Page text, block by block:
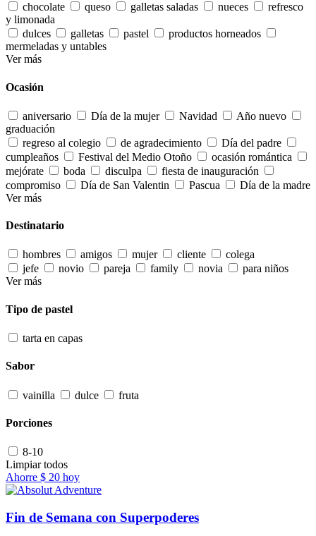
chocolate queso galletas saladas nueces
refresco
y limonada
dulces
galletas pastel
productos horneados
mermeladas y untables
Ver más
Ocasión
aniversario Día de la mujer Navidad
Año nuevo
graduación
regreso al colegio
de agradecimiento
Día del padre
cumpleaños
Festival del Medio Otoño
ocasión romántica
mejórate
boda disculpa
fiesta de inauguración
compromiso
Día de San Valentin Pascua
Día de la madre
Ver más
Destinatario
hombres amigos mujer cliente
colega
jefe
novio pareja family novia
para niños
Ver más
Tipo de pastel
tarta en capas
Sabor
vainilla dulce fruta
Porciones
8-10
Limpiar todos
Ahorre $ 20 hoy
Fin de Semana con Superpoderes